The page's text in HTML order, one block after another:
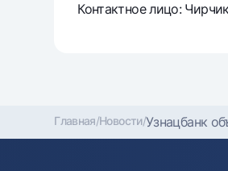
Контактное лицо:
Главная/Новости/Узнацбанк